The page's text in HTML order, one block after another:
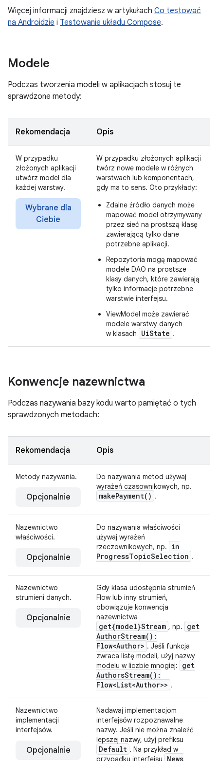
Więcej informacji znajdziesz w artykułach Co testować
na Androidzie i Testowanie układu Compose.
Modele
Podczas tworzenia modeli w aplikacjach stosuj te
sprawdzone metody:
Rekomendacja Opis
W przypadku
złożonych aplikacji
utwórz model dla
każdej warstwy.
Wybrane dla
Ciebie
W przypadku złożonych aplikacji
twórz nowe modele w różnych
warstwach lub komponentach,
gdy ma to sens. Oto przykłady:
Zdalne źródło danych może
mapować model otrzymywany
przez sieć na prostszą klasę
zawierającą tylko dane
potrzebne aplikacji.
Repozytoria mogą mapować
modele DAO na prostsze
klasy danych, które zawierają
tylko informacje potrzebne
warstwie interfejsu.
ViewModel może zawierać
modele warstwy danych
w klasach
UiState .
Konwencje nazewnictwa
Podczas nazywania bazy kodu warto pamiętać o tych
sprawdzonych metodach:
Rekomendacja Opis
Metody nazywania.
Opcjonalnie
Do nazywania metod używaj
wyrażeń czasownikowych, np.
makePayment( ) .
Nazewnictwo
właściwości.
Opcjonalnie
Do nazywania właściwości
używaj wyrażeń
rzeczownikowych, np.
in
ProgressTopicSelection .
Nazewnictwo
strumieni danych.
Opcjonalnie
Gdy klasa udostępnia strumień
Flow lub inny strumień,
obowiązuje konwencja
nazewnictwa
get{model}Stream , np.
get
AuthorStream( ):
Flow<Author> . Jeśli funkcja
zwraca listę modeli, użyj nazwy
modelu w liczbie mnogiej:
get
AuthorsStream( ):
Flow<List<Author>> .
Nazewnictwo
implementacji
interfejsów.
Opcjonalnie
Nadawaj implementacjom
interfejsów rozpoznawalne
nazwy. Jeśli nie można znaleźć
lepszej nazwy, użyj prefiksu
Default . Na przykład w
przypadku interfejsu
News